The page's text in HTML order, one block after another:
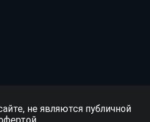
не являются публичной